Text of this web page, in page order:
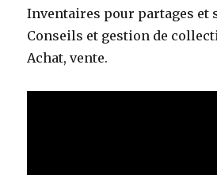
Inventaires pour partages et
Conseils et gestion de
Achat, vente.